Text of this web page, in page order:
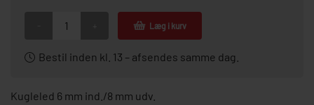
Læg i kurv
Bestil inden kl. 13 – afsendes samme dag.
Kugleled 6 mm ind./8 mm udv.